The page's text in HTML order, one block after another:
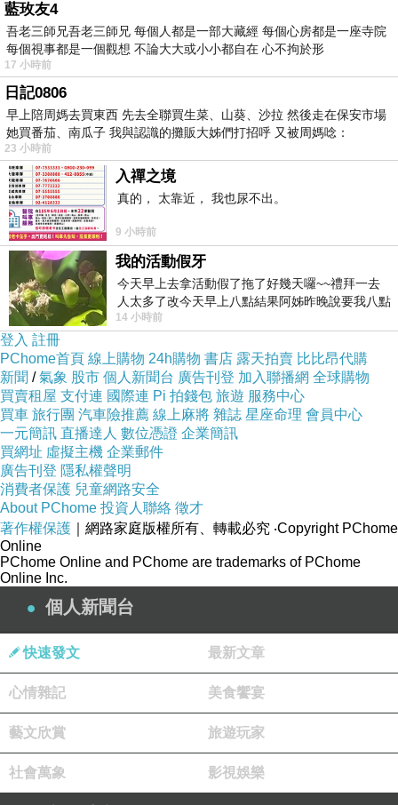
《上一篇》歷史對我們的呼籲
《下一篇》致敬詩人鄭愁予
上一篇：值得思考的問題
下一篇：
藍玫友4
吾老三師兄吾老三師兄 每個人都是一部大藏經 每個心房都是一座寺院
每個視事都是一個觀想 不論大大或小小都自在 心不拘於形
17 小時前
日記0806
早上陪周媽去買東西 先去全聯買生菜、山葵、沙拉 然後走在保安市場
她買番茄、南瓜子 我與認識的攤販大姊們打招呼 又被周媽唸：
23 小時前
入禪之境
真的， 太靠近， 我也尿不出。
9 小時前
我的活動假牙
今天早上去拿活動假了拖了好幾天囉~~禮拜一去
人太多了改今天早上八點結果阿姊昨晚說要我八點
去西螺農會~回到莿桐都8點半多了
14 小時前
登入 註冊
PChome首頁 線上購物 24h購物 書店 露天拍賣 比比昂代購
新聞 /氣象 股市 個人新聞台 廣告刊登 加入聯播網 全球購物
買賣租屋 支付連 國際連 Pi 拍錢包 旅遊 服務中心
買車 旅行團 汽車險推薦 線上麻將 雜誌 星座命理 會員中心
一元簡訊 直播達人 數位憑證 企業簡訊
買網址 虛擬主機 企業郵件
廣告刊登 隱私權聲明
消費者保護 兒童網路安全
About PChome 投資人聯絡 徵才
著作權保護 ｜網路家庭版權所有、轉載必究 ‧Copyright PChome
Online
PChome Online and PChome are trademarks of PChome
Online Inc.
個人新聞台
快速發文 最新文章
心情雜記 美食饗宴
藝文欣賞 旅遊玩家
社會萬象 影視娛樂